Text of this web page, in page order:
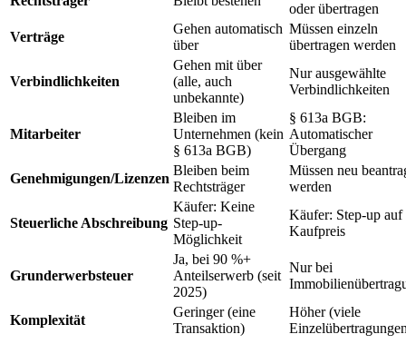
oder übertragen
Verträge
Gehen automatisch
über
Müssen einzeln
übertragen werden
Verbindlichkeiten
Gehen mit über
(alle, auch
unbekannte)
Nur ausgewählte
Verbindlichkeiten
Mitarbeiter
Bleiben im
Unternehmen (kein
§ 613a BGB)
§ 613a BGB:
Automatischer
Übergang
Genehmigungen/Lizenzen
Bleiben beim
Rechtsträger
Müssen neu
werden
Steuerliche Abschreibung
Käufer: Keine
Step-up-
Möglichkeit
Käufer: Step-up auf
Kaufpreis
Grunderwerbsteuer
Ja, bei 90 %+
Anteilserwerb (seit
2025)
Nur bei
Komplexität
Geringer (eine
Transaktion)
Höher (viele